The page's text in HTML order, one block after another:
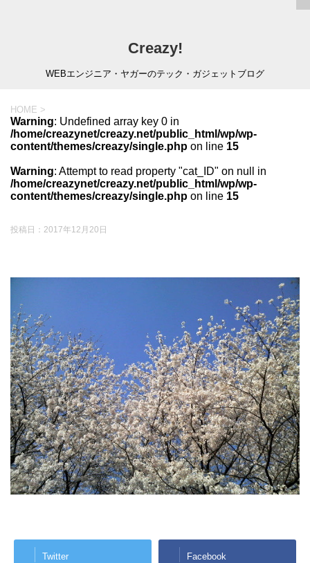
Creazy!
WEBエンジニア・ヤガーのテック・ガジェットブログ
HOME >
Warning: Undefined array key 0 in
/home/creazynet/creazy.net/public_html/wp/wp-
content/themes/creazy/single.php on line 15
Warning: Attempt to read property "cat_ID" on null in
/home/creazynet/creazy.net/public_html/wp/wp-
content/themes/creazy/single.php on line 15
投稿日： 2017年12月20日
Twitter Facebook